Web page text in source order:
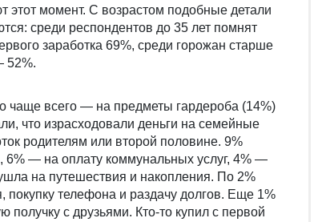
этот момент. С возрастом подобные детали
среди респондентов до 35 лет помнят
заработка 69%, среди горожан старше
52%.
чаще всего — на предметы гардероба (14%)
что израсходовали деньги на семейные
родителям или второй половине. 9%
— на оплату коммунальных услуг, 4% —
на путешествия и накопления. По 2%
покупку телефона и раздачу долгов. Еще 1%
с друзьями. Кто-то купил с первой